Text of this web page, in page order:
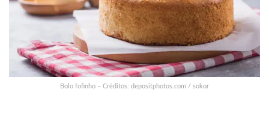
Bolo fofinho – Créditos: depositphotos.com / sokor